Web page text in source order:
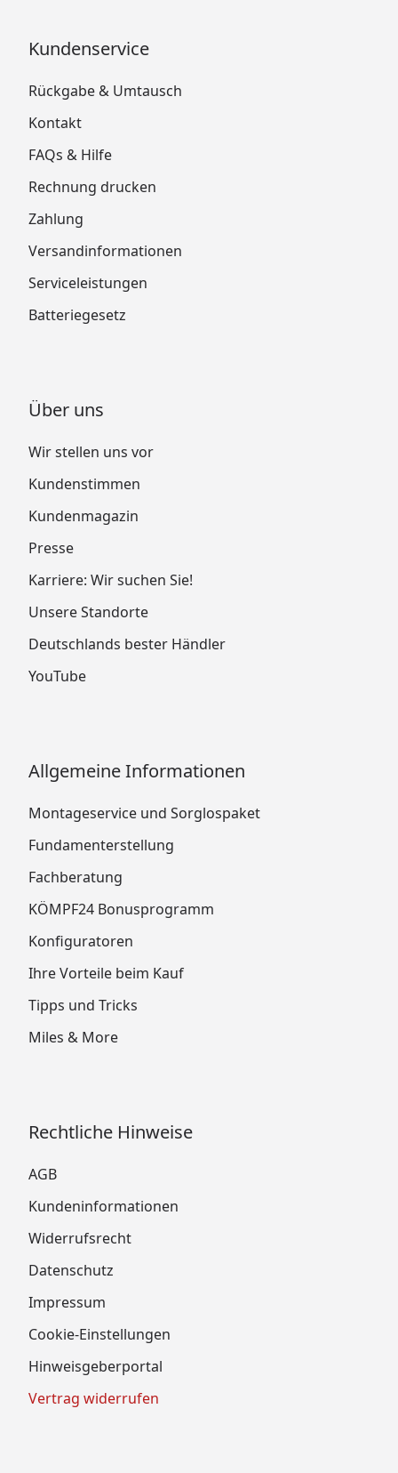
Kundenservice
Rückgabe & Umtausch
Kontakt
FAQs & Hilfe
Rechnung drucken
Zahlung
Versandinformationen
Serviceleistungen
Batteriegesetz
Über uns
Wir stellen uns vor
Kundenstimmen
Kundenmagazin
Presse
Karriere: Wir suchen Sie!
Unsere Standorte
Deutschlands bester Händler
YouTube
Allgemeine Informationen
Montageservice und Sorglospaket
Fundamenterstellung
Fachberatung
KÖMPF24 Bonusprogramm
Konfiguratoren
Ihre Vorteile beim Kauf
Tipps und Tricks
Miles & More
Rechtliche Hinweise
AGB
Kundeninformationen
Widerrufsrecht
Datenschutz
Impressum
Cookie-Einstellungen
Hinweisgeberportal
Vertrag widerrufen